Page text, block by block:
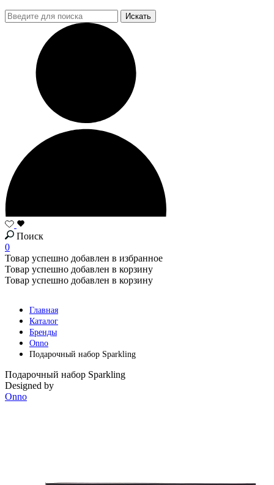
Поиск
0
Товар успешно добавлен в избранное
Товар успешно добавлен в корзину
Товар успешно добавлен в корзину
Главная
Каталог
Бренды
Onno
Подарочный набор Sparkling
Подарочный набор Sparkling
Designed by
Onno